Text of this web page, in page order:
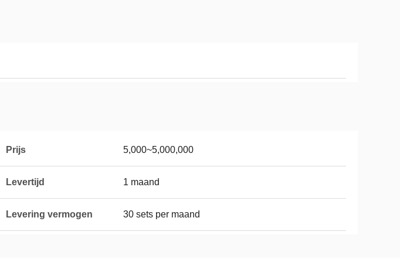
Prijs 5,000~5,000,000
Levertijd 1 maand
Levering vermogen 30 sets per maand